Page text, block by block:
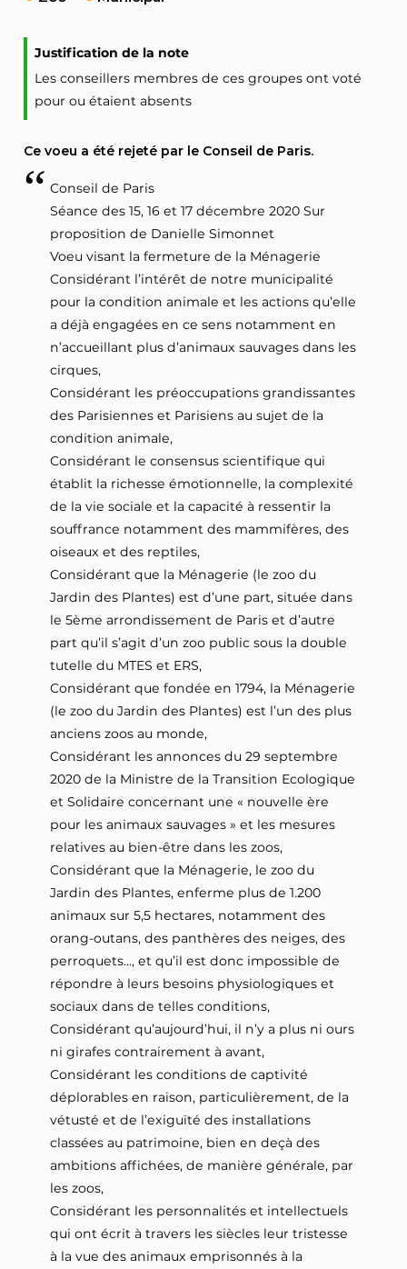
Justification de la note
Les conseillers membres de ces groupes ont voté
pour ou étaient absents
Ce voeu a été rejeté par le Conseil de Paris.
Conseil de Paris
Séance des 15, 16 et 17 décembre 2020 Sur
proposition de Danielle Simonnet
Voeu visant la fermeture de la Ménagerie
Considérant l’intérêt de notre municipalité
pour la condition animale et les actions qu’elle
a déjà engagées en ce sens notamment en
n’accueillant plus d’animaux sauvages dans les
cirques,
Considérant les préoccupations grandissantes
des Parisiennes et Parisiens au sujet de la
condition animale,
Considérant le consensus scientifique qui
établit la richesse émotionnelle, la complexité
de la vie sociale et la capacité à ressentir la
souffrance notamment des mammifères, des
oiseaux et des reptiles,
Considérant que la Ménagerie (le zoo du
Jardin des Plantes) est d’une part, située dans
le 5ème arrondissement de Paris et d’autre
part qu’il s’agit d’un zoo public sous la double
tutelle du MTES et ERS,
Considérant que fondée en 1794, la Ménagerie
(le zoo du Jardin des Plantes) est l’un des plus
anciens zoos au monde,
Considérant les annonces du 29 septembre
2020 de la Ministre de la Transition Ecologique
et Solidaire concernant une « nouvelle ère
pour les animaux sauvages » et les mesures
relatives au bien-être dans les zoos,
Considérant que la Ménagerie, le zoo du
Jardin des Plantes, enferme plus de 1.200
animaux sur 5,5 hectares, notamment des
orang-outans, des panthères des neiges, des
perroquets..., et qu’il est donc impossible de
répondre à leurs besoins physiologiques et
sociaux dans de telles conditions,
Considérant qu’aujourd’hui, il n’y a plus ni ours
ni girafes contrairement à avant,
Considérant les conditions de captivité
déplorables en raison, particulièrement, de la
vétusté et de l’exiguïté des installations
classées au patrimoine, bien en deçà des
ambitions affichées, de manière générale, par
les zoos,
Considérant les personnalités et intellectuels
qui ont écrit à travers les siècles leur tristesse
à la vue des animaux emprisonnés à la